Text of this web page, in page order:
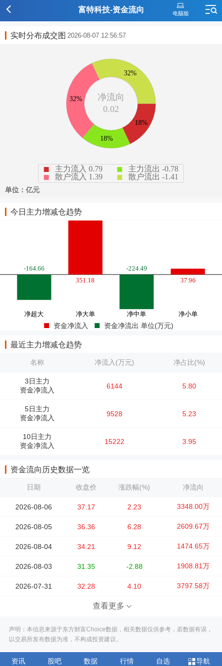
富特科技-资金流向
实时分布成交图 2026-08-07 12:56:57
今日主力增减仓趋势
资金净流入 资金净流出 单位(万元)
最近主力增减仓趋势
名称 净流入(万元) 净占比(%)
3日主力
资金净流入
6144 5.80
5日主力
资金净流入
9528 5.23
10日主力
资金净流入
15222 3.95
资金流向历史数据一览
日期 收盘价 涨跌幅(%) 净流向
2026-08-06 37.17 2.23 3348.00万
2026-08-05 36.36 6.28 2609.67万
2026-08-04 34.21 9.12 1474.65万
2026-08-03 31.35 -2.88 1908.81万
2026-07-31 32.28 4.10 3797.58万
查看更多
声明：本信息来源于东方财富Choice数据，相关数据仅供参考，若数据有误，
以交易所发布数据为准，不构成投资建议。
资讯 股吧 数据 行情 自选 导航